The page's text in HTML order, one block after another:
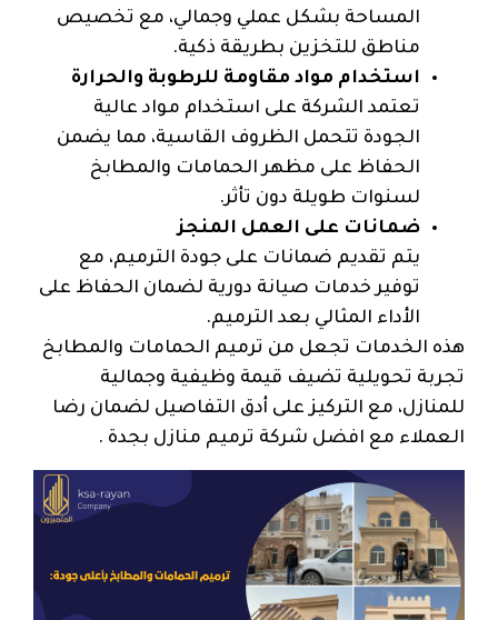
المساحة بشكل عملي وجمالي، مع تخصيص
مناطق للتخزين بطريقة ذكية.
استخدام مواد مقاومة للرطوبة والحرارة
تعتمد الشركة على استخدام مواد عالية
الجودة تتحمل الظروف القاسية، مما يضمن
الحفاظ على مظهر الحمامات والمطابخ
لسنوات طويلة دون تأثر.
ضمانات على العمل المنجز
يتم تقديم ضمانات على جودة الترميم، مع
توفير خدمات صيانة دورية لضمان الحفاظ على
الأداء المثالي بعد الترميم.
هذه الخدمات تجعل من ترميم الحمامات والمطابخ
تجربة تحويلية تضيف قيمة وظيفية وجمالية
للمنازل، مع التركيز على أدق التفاصيل لضمان رضا
العملاء مع افضل شركة ترميم منازل بجدة .